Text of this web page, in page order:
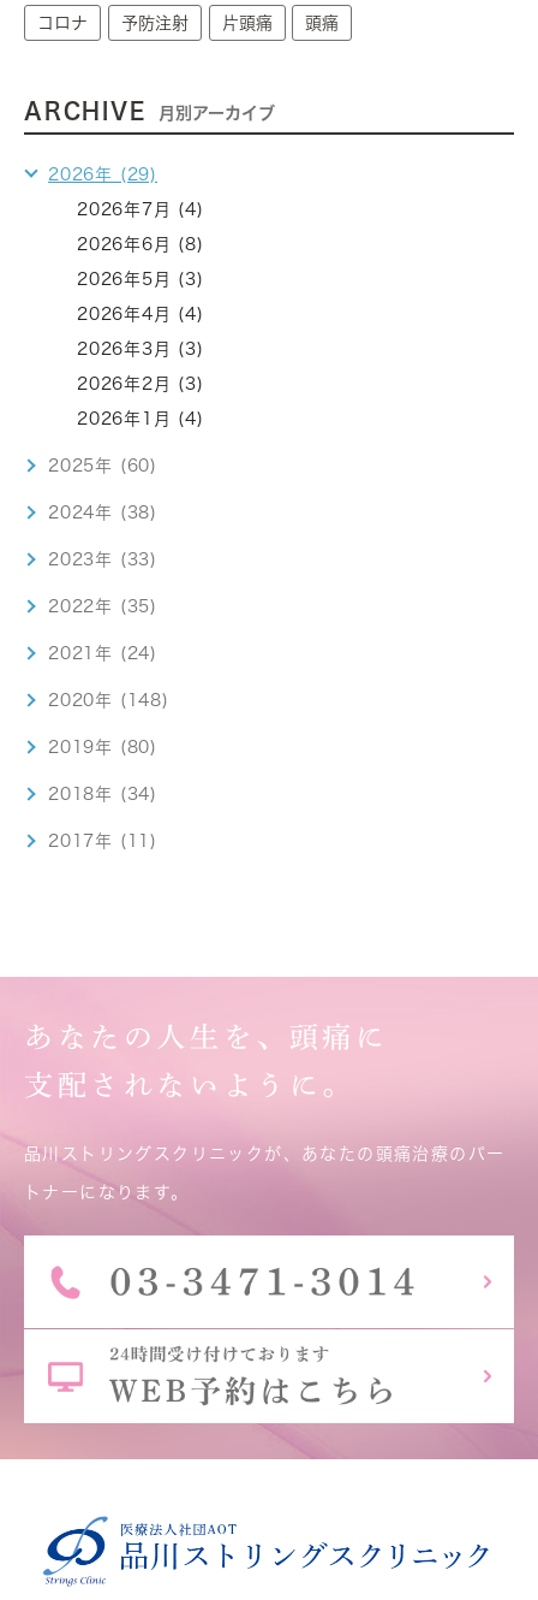
コロナ 予防注射 片頭痛 頭痛
ARCHIVE 月別アーカイブ
2026年 (29)
2026年7月 (4)
2026年6月 (8)
2026年5月 (3)
2026年4月 (4)
2026年3月 (3)
2026年2月 (3)
2026年1月 (4)
2025年 (60)
2024年 (38)
2023年 (33)
2022年 (35)
2021年 (24)
2020年 (148)
2019年 (80)
2018年 (34)
2017年 (11)
あなたの人生を、頭痛に
支配されないように。
品川ストリングスクリニックが、あなたの頭痛治療のパー
トナーになります。